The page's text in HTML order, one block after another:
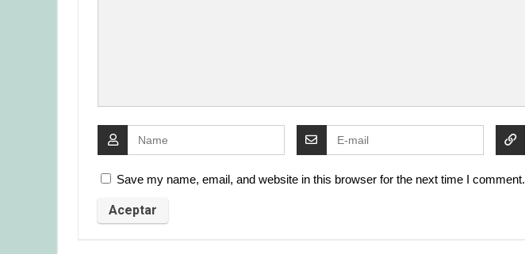
Save my name, email, and website in this browser for the next time I comment.